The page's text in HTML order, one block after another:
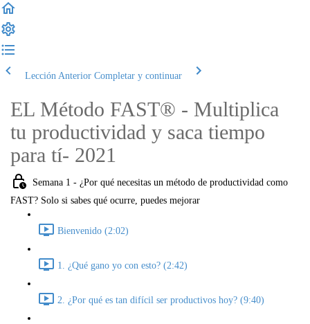
Lección Anterior Completar y continuar
EL Método FAST® - Multiplica
tu productividad y saca tiempo
para tí- 2021
Semana 1 - ¿Por qué necesitas un método de productividad como
FAST? Solo si sabes qué ocurre, puedes mejorar
Bienvenido (2:02)
1. ¿Qué gano yo con esto? (2:42)
2. ¿Por qué es tan difícil ser productivos hoy? (9:40)